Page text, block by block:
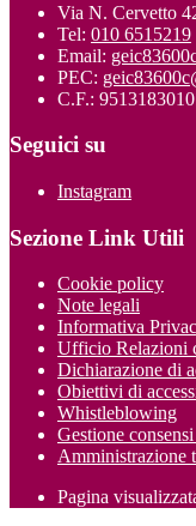
Via N. Cervetto
Tel: 010 6515219
Email:
PEC:
C.F.:
Seguici su
Instagram
Sezione Link Utili
Cookie policy
Note legali
Informativa
Ufficio Relazioni
Dichiarazione di
Obiettivi di
Whistleblowing
Gestione
Amministrazione
Pagina